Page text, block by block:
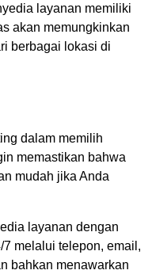
layanan memiliki
akan memungkinkan
berbagai lokasi di
dalam memilih
memastikan bahwa
mudah jika Anda
layanan dengan
melalui telepon, email,
bahkan menawarkan